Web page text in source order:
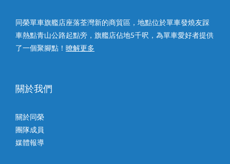
同榮單車旗艦店座落荃灣新的商貿區，地點位於單車發燒友踩
車熱點青山公路起點旁，旗艦店佔地5千呎，為單車愛好者提供
了一個聚腳點！ 暸解更多
關於我們
關於同榮
團隊成員
媒體報導